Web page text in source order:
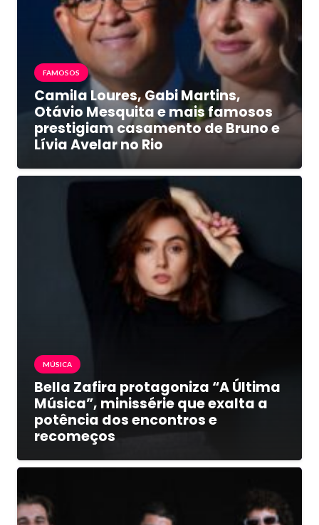
FAMOSOS
Camila Loures, Gabi Martins,
Otávio Mesquita e mais famosos
prestigiam casamento de Bruno e
Lívia Avelar no Rio
MÚSICA
Bella Zafira protagoniza “A Última
Música”, minissérie que exalta a
potência dos encontros e
recomeços